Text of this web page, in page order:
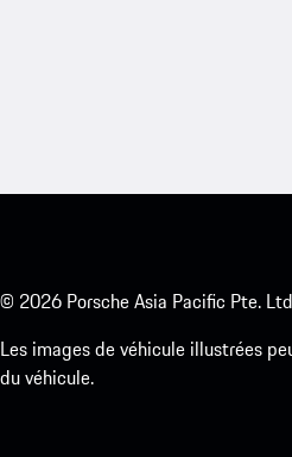
© 2026 Porsche Asia Pacific Pte. Ltd
Les images de véhicule illustrées
du véhicule.